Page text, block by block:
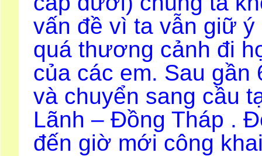
vấn đề vì ta vẫn giữ
quá thương cảnh đi
của các em. Sau gần
và chuyển sang cầu
Lãnh – Đồng Tháp .
đến giờ mới công